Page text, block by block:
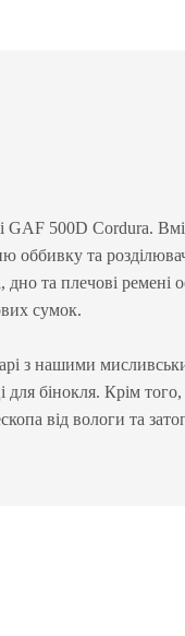
GAF 500D Cordura.
оббивку та
дно та плечові
сумок.
з нашими
бінокля. Крім
від вологи та